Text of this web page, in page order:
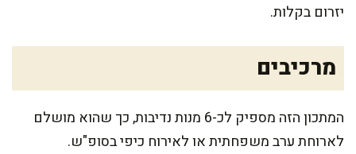
יזרום בקלות.
מרכיבים
המתכון הזה מספיק לכ-6 מנות נדיבות, כך שהוא מושלם
לארוחת ערב משפחתית או לאירוח כיפי בסופ"ש.